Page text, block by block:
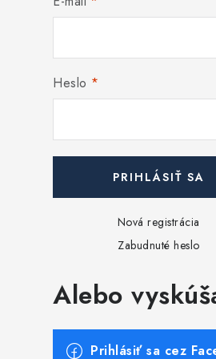
Heslo
PRIHLÁSIŤ SA
Nová registrácia
Zabudnuté heslo
Alebo
Prihlásiť sa cez